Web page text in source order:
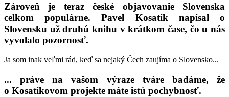
Zároveň je teraz české objavovanie Slovenska
celkom populárne. Pavel Kosatík napísal o
Slovensku už druhú knihu v krátkom čase, čo u nás
vyvolalo pozornosť.
Ja som inak veľmi rád, keď sa nejaký Čech zaujíma o Slovensko...
... práve na vašom výraze tváre badáme, že
o Kosatíkovom projekte máte istú pochybnosť.